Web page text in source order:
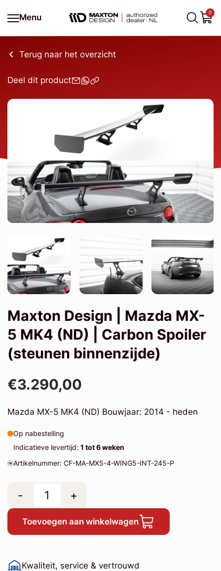
Menu
0
Terug naar het overzicht
Deel dit product
Maxton Design | Mazda MX-
5 MK4 (ND) | Carbon Spoiler
(steunen binnenzijde)
€3.290,00
Mazda MX-5 MK4 (ND) Bouwjaar: 2014 - heden
Op nabestelling
Indicatieve levertijd: 1 tot 6 weken
Artikelnummer: CF-MA-MX5-4-WING5-INT-245-P
- +
Toevoegen aan winkelwagen
Kwaliteit, service & vertrouwd